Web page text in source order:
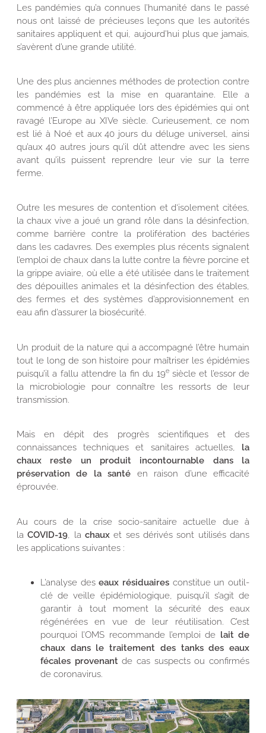
Les pandémies qu’a connues l’humanité dans le passé
nous ont laissé de précieuses leçons que les autorités
sanitaires appliquent et qui, aujourd’hui plus que jamais,
s’avèrent d’une grande utilité.
Une des plus anciennes méthodes de protection contre
les pandémies est la mise en quarantaine. Elle a
commencé à être appliquée lors des épidémies qui ont
ravagé l’Europe au XIVe siècle. Curieusement, ce nom
est lié à Noé et aux 40 jours du déluge universel, ainsi
qu’aux 40 autres jours qu’il dût attendre avec les siens
avant qu’ils puissent reprendre leur vie sur la terre
ferme.
Outre les mesures de contention et d‘isolement citées,
la chaux vive a joué un grand rôle dans la désinfection,
comme barrière contre la prolifération des bactéries
dans les cadavres. Des exemples plus récents signalent
l’emploi de chaux dans la lutte contre la fièvre porcine et
la grippe aviaire, où elle a été utilisée dans le traitement
des dépouilles animales et la désinfection des étables,
des fermes et des systèmes d’approvisionnement en
eau afin d’assurer la biosécurité.
Un produit de la nature qui a accompagné l’être humain
tout le long de son histoire pour maîtriser les épidémies
puisqu’il a fallu attendre la fin du 19esiècle et l’essor de
la microbiologie pour connaître les ressorts de leur
transmission.
Mais en dépit des progrès scientifiques et des
connaissances techniques et sanitaires actuelles, la
chaux reste un produit incontournable dans la
préservation de la santé en raison d’une efficacité
éprouvée.
Au cours de la crise socio-sanitaire actuelle due à
laCOVID-19, la chauxet ses dérivés sont utilisés dans
les applications suivantes :
L’analyse deseaux résiduaires constitue un outil-
clé de veille épidémiologique, puisqu’il s’agit de
garantir à tout moment la sécurité des eaux
régénérées en vue de leur réutilisation. C’est
pourquoi l’OMS recommande l’emploi de lait de
chaux dans le traitement des tanks des eaux
fécales provenantde cas suspects ou confirmés
de coronavirus.